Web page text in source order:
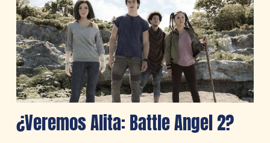
¿Veremos Alita: Battle Angel 2?